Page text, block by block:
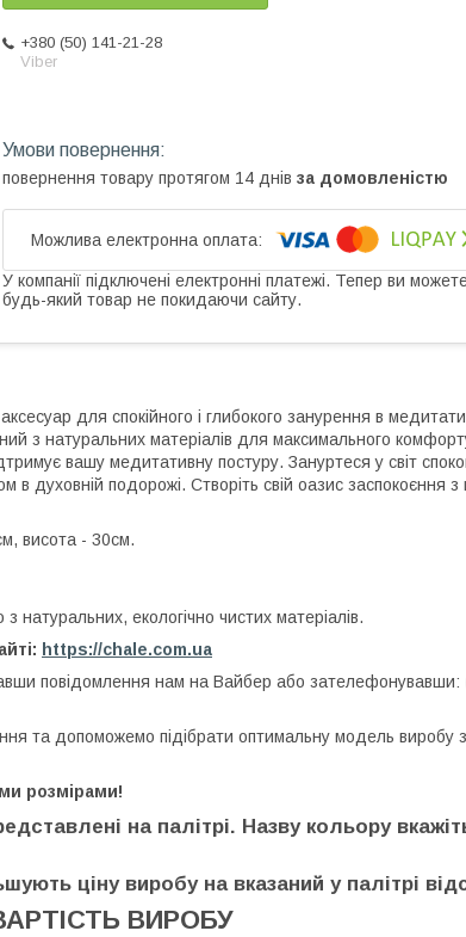
+380 (50) 141-21-28
Viber
повернення товару протягом 14 днів за домовленістю
У компанії підключені електронні платежі. Тепер ви
будь-який товар не покидаючи сайту.
для спокійного і глибокого занурення в
з натуральних матеріалів для максимального
вашу медитативну постуру. Зануртеся у світ
духовній подорожі. Створіть свій оазис заспокоєння з
висота - 30см.
натуральних, екологічно чистих матеріалів.
https://chale.com.ua
повідомлення нам на Вайбер або зателефонувавши:
та допоможемо підібрати оптимальну модель виробу
розмірами!
на палітрі. Назву кольору
ціну виробу на вказаний у палітрі
ВИРОБУ